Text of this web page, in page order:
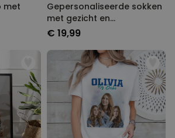
met
Gepersonaliseerde sokken
met gezicht en
verschillende designs
€ 19,99